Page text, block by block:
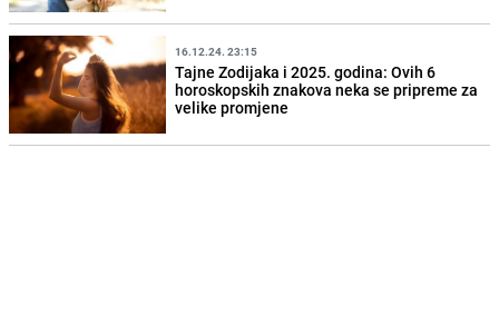
16.12.24. 23:15
Tajne Zodijaka i 2025. godina: Ovih 6
horoskopskih znakova neka se pripreme za
velike promjene